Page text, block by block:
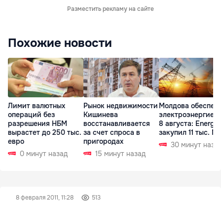
Разместить рекламу на сайте
Похожие новости
Лимит валютных
операций без
разрешения НБМ
вырастет до 250 тыс.
евро
0 минут назад
Рынок недвижимости
Кишинева
восстанавливается
за счет спроса в
пригородах
15 минут назад
Молдова
электроэнергией
8 августа:
закупил 11 тыс.
30 минут
8 февраля 2011, 11:28 513